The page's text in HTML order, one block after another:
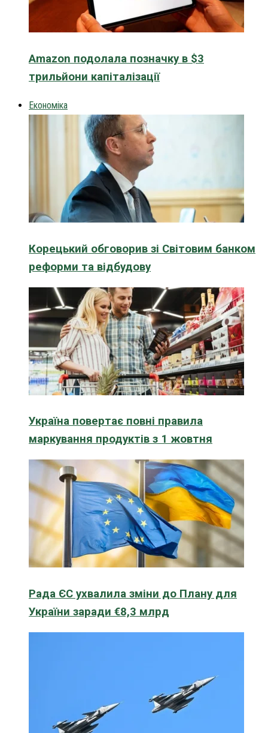
Amazon подолала позначку в $3
трильйони капіталізації
Економіка
Корецький обговорив зі Світовим банком
реформи та відбудову
Україна повертає повні правила
маркування продуктів з 1 жовтня
Рада ЄС ухвалила зміни до Плану для
України заради €8,3 млрд